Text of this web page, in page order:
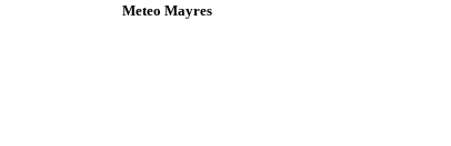
Meteo Mayres